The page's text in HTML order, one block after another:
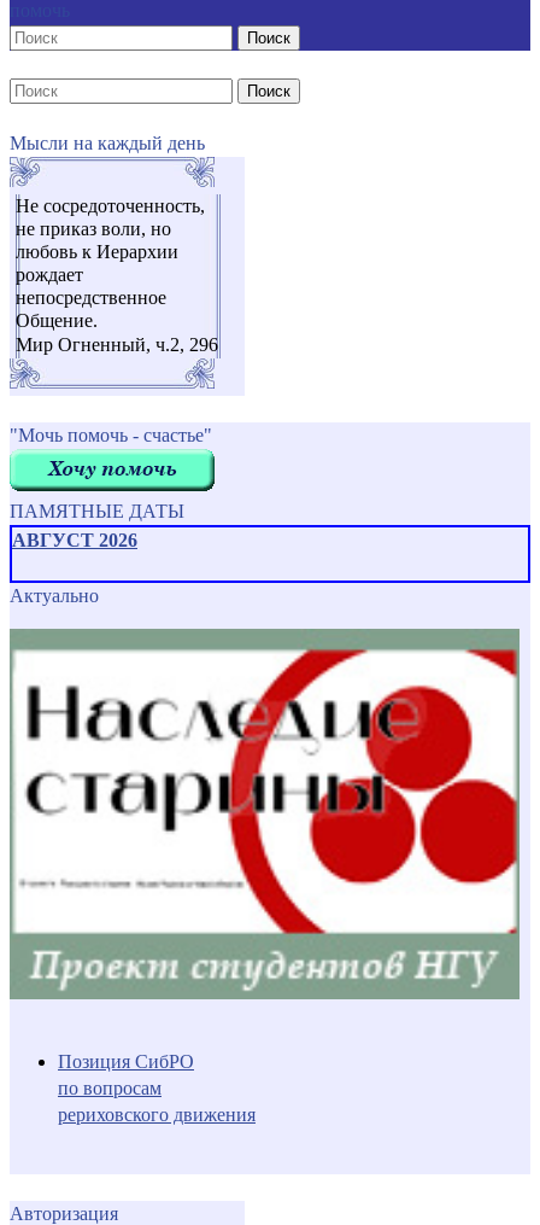
Поиск
Поиск
Мысли на каждый день
Не сосредоточенность,
не приказ воли, но
любовь к Иерархии
рождает
непосредственное
Общение.
Мир Огненный, ч.2, 296
"Мочь помочь - счастье"
ПАМЯТНЫЕ ДАТЫ
АВГУСТ 2026
Актуально
Позиция СибРО
по вопросам
рериховского движения
Авторизация